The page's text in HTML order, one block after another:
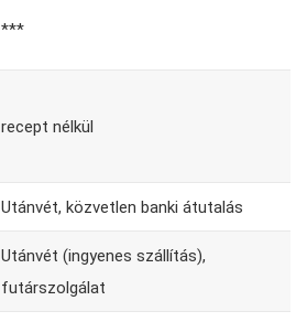
***
recept nélkül
Utánvét, közvetlen banki átutalás
Utánvét (ingyenes szállítás),
futárszolgálat